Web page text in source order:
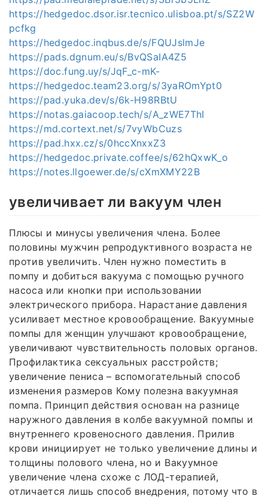
https://hedgedoc.dsor.isr.tecnico.ulisboa.pt/s/SZ2W
pcfkg
https://hedgedoc.inqbus.de/s/FQUJslmJe
https://pads.dgnum.eu/s/BvQSaIA4Z5
https://doc.fung.uy/s/JqF_c-mK-
https://hedgedoc.team23.org/s/3yaROmYpt0
https://pad.yuka.dev/s/6k-H98RBtU
https://notas.gaiacoop.tech/s/A_zWE7ThI
https://md.cortext.net/s/7vyWbCuzs
https://pad.hxx.cz/s/0hccXnxxZ3
https://hedgedoc.private.coffee/s/62hQxwK_o
https://notes.llgoewer.de/s/cXmXMY22B
увеличивает ли вакуум член
Плюсы и минусы увеличения члена. Более
половины мужчин репродуктивного возраста не
против увеличить. Член нужно поместить в
помпу и добиться вакуума с помощью ручного
насоса или кнопки при использовании
электрического прибора. Нарастание давления
усиливает местное кровообращение. Вакуумные
помпы для женщин улучшают кровообращение,
увеличивают чувствительность половых органов.
Профилактика сексуальных расстройств;
увеличение пениса – вспомогательный способ
изменения размеров Кому полезна вакуумная
помпа. Принцип действия основан на разнице
наружного давления в колбе вакуумной помпы и
внутреннего кровеносного давления. Прилив
крови инициирует не только увеличение длины и
толщины полового члена, но и Вакуумное
увеличение члена схоже с ЛОД-терапией,
отличается лишь способ внедрения, потому что в